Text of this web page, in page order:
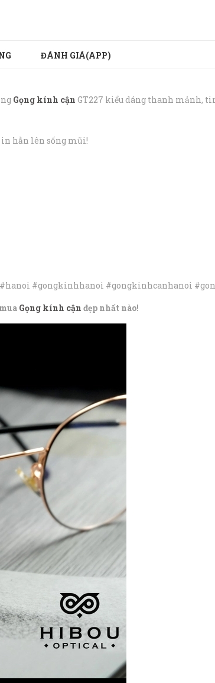
ĐÁNH GIÁ(APP)
Gọng kính cận GT227 kiểu dáng thanh mảnh,
hằn lên sống mũi!
#gongkinhhanoi #gongkinhcanhanoi
Gọng kính cận đẹp nhất nào!